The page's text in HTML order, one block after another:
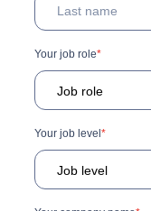
*
Your job role
*
Your job level